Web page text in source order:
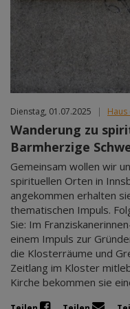
Dienstag, 01.07.2025 |
Wanderung zu
Barmherzige
Gemeinsam wollen wir
spirituellen Orten in
angekommen erhalten
thematischen Impuls.
Sie: Im
einem Impuls zur
die Klosterräume und
Zeitlang im Kloster
Kirche bekommen sie